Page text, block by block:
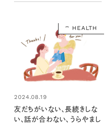
HEALTH
2024.08.19
友だちがいない、長続きしな
い、話が合わない、うらやまし